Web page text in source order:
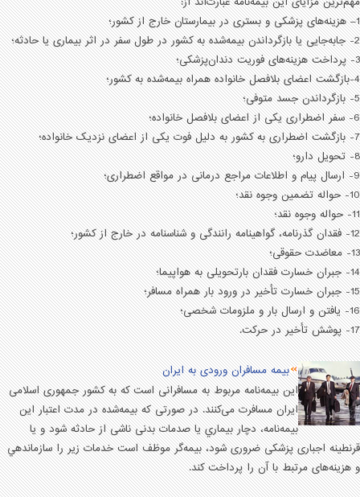
1– هزینه‌های پزشکی و بستری در بیمارستان خارج از کشور؛
2- جابه‌جایی یا بازگرداندن بیمه‌شده به کشور در طول سفر در اثر بیماری یا حادثه؛
3- پرداخت هزینه‌های فوریت دندان‌پزشکی؛
4-بازگشت اعضای بلافصل خانواده همراه بیمه‌شده به کشور؛
5- بازگرداندن جسد متوفی؛
6- سفر اضطراری یکی از اعضای بلافصل خانواده؛
7- بازگشت اضطراری به کشور به دلیل فوت یکی از اعضای نزدیک خانواده؛
8- تحویل دارو؛
9- ارسال پیام و اطلاعات مراجع درمانی در مواقع اضطراری؛
10- حواله تضمین وجوه نقد؛
11- حواله وجوه نقد؛
12- فقدان گذرنامه، گواهینامه رانندگی و شناسنامه در خارج از کشور؛
13- معاضدت حقوقی؛
14- جبران خسارت فقدان بارتحویلی به هواپیما؛
15- جبران خسارت تأخیر در ورود بار همراه مسافر؛
16- یافتن و ارسال بار و ملزومات شخصی؛
17- پوشش تأخیر در حرکت.
بیمه مسافران ورودی به ایران
این بیمه‌نامه مربوط به مسافرانی است که به کشور جمهوری اسلامی
ایران مسافرت می‌کنند. در صورتی كه بيمه‌شده در مدت اعتبار اين
بيمه‌نامه، دچار بيماري يا صدمات بدنی ناشی از حادثه شود و يا
قرنطينه اجباری پزشكی ضروری شود، بيمه‌گر موظف است خدمات زير را سازماندهي
و هزينه‌های مرتبط با آن را پرداخت کند.